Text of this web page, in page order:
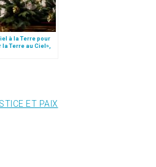
à la Terre pour
la Terre au Ciel»,
ET PAIX